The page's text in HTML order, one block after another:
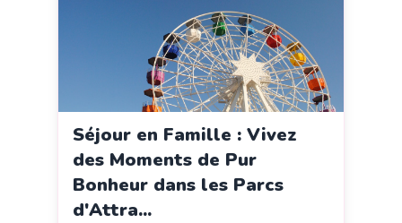
Séjour en Famille : Vivez
des Moments de Pur
Bonheur dans les Parcs
d'Attra...